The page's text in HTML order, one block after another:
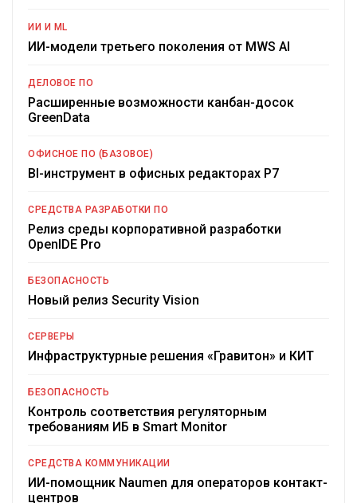
ИИ И ML
ИИ-модели третьего поколения от MWS AI
ДЕЛОВОЕ ПО
Расширенные возможности канбан-досок
GreenData
ОФИСНОЕ ПО (БАЗОВОЕ)
BI-инструмент в офисных редакторах Р7
СРЕДСТВА РАЗРАБОТКИ ПО
Релиз среды корпоративной разработки
OpenIDE Pro
БЕЗОПАСНОСТЬ
Новый релиз Security Vision
СЕРВЕРЫ
Инфраструктурные решения «Гравитон» и КИТ
БЕЗОПАСНОСТЬ
Контроль соответствия регуляторным
требованиям ИБ в Smart Monitor
СРЕДСТВА КОММУНИКАЦИИ
ИИ-помощник Naumen для операторов контакт-
центров